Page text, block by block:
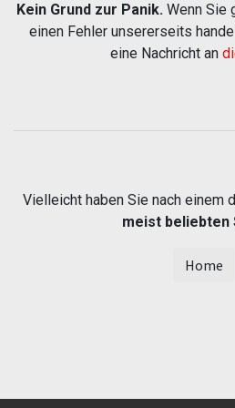
Kein Grund zur Panik. Wenn Sie
einen Fehler unsererseits
eine Nachricht an
Vielleicht haben Sie nach einem
meist beliebten
Home